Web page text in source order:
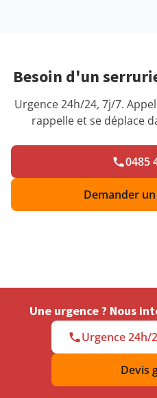
Besoin d'un
Urgence 24h/24, 7j/7.
rappelle et se déplace
0485
Demander
Une urgence ? Nous
Urgence 24h/
Devis